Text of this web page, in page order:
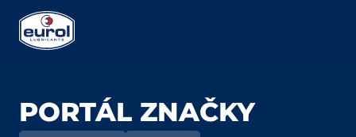
PORTÁL ZNAČKY